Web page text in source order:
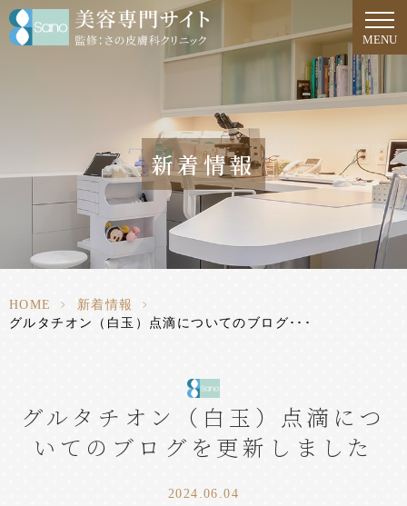
MENU
新着情報
HOME > 新着情報
>
グルタチオン（白玉）点滴についてのブログ･･･
グルタチオン（白玉）点滴につ
いてのブログを更新しました
2024.06.04